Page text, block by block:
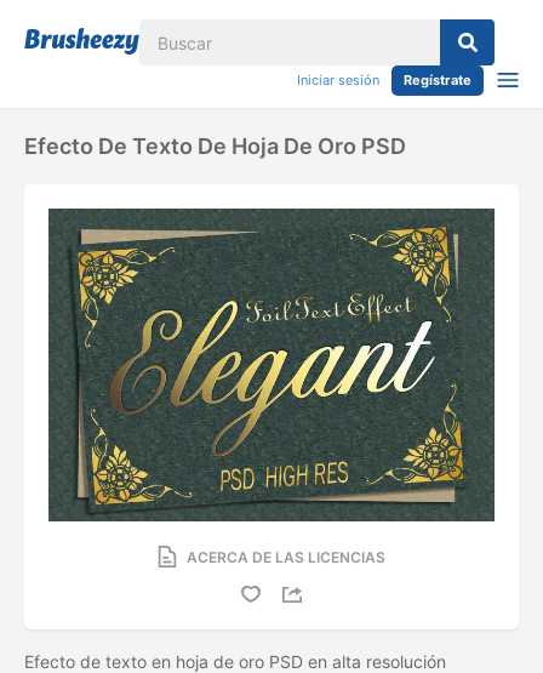
Iniciar sesión Regístrate
Efecto De Texto De Hoja De Oro PSD
ACERCA DE LAS LICENCIAS
Efecto de texto en hoja de oro PSD en alta resolución